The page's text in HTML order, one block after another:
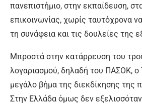
πανεπιστήμιο, στην εκπαίδευση,
επικοινωνίας, χωρίς ταυτόχρονα
τη συνάφεια και τις δουλείες της
Μπροστά στην κατάρρευση του
λογαριασμού, δηλαδή του ΠΑΣΟΚ, ο
μεγάλο βήμα της διεκδίκησης της
Στην Ελλάδα όμως δεν